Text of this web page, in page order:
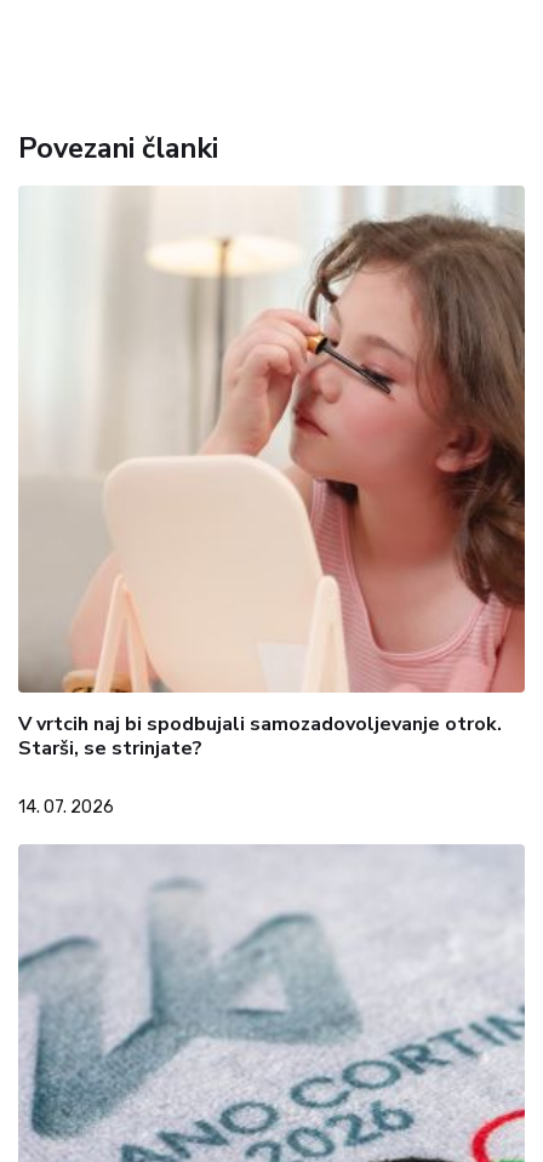
Povezani članki
V vrtcih naj bi spodbujali samozadovoljevanje otrok.
Starši, se strinjate?
14. 07. 2026